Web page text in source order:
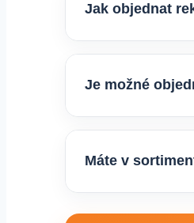
Jak objednat
Je možné
Máte v